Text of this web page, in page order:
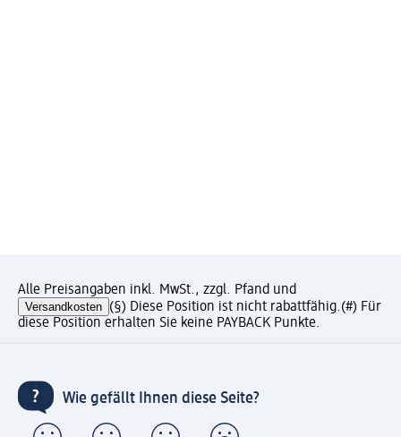
Alle Preisangaben inkl. MwSt., zzgl. Pfand und
Versandkosten (§) Diese Position ist nicht rabattfähig.(#) Für
diese Position erhalten Sie keine PAYBACK Punkte.
Wie gefällt Ihnen diese Seite?